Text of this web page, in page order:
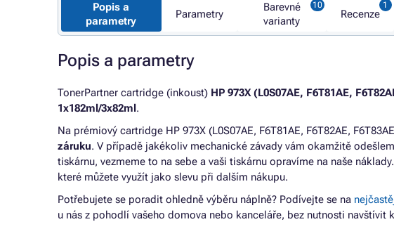
Popis a
parametry
Parametry
Barevné
varianty
Recenze
Popis a parametry
TonerPartner cartridge (inkoust) HP 973X (L0S07AE, F6T81AE,
1x182ml/3x82ml.
Na prémiový cartridge HP 973X (L0S07AE, F6T81AE, F6T82AE,
záruku. V případě jakékoliv mechanické závady vám okamžitě
tiskárnu, vezmeme to na sebe a vaši tiskárnu opravíme na naše
které můžete využít jako slevu při dalším nákupu.
Potřebujete se poradit ohledně výběru náplně? Podívejte se na
u nás z pohodlí vašeho domova nebo kanceláře, bez nutnosti navštívit